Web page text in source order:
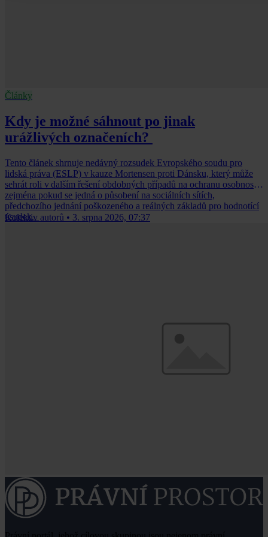
Články
Kdy je možné sáhnout po jinak
urážlivých označeních?
Tento článek shrnuje nedávný rozsudek Evropského soudu pro
lidská práva (ESLP) v kauze Mortensen proti Dánsku, který může
sehrát roli v dalším řešení obdobných případů na ochranu osobnosti,
zejména pokud se jedná o působení na sociálních sítích,
předchozího jednání poškozeného a reálných základů pro hodnotící
úsudek.
Kolektiv autorů • 3. srpna 2026, 07:37